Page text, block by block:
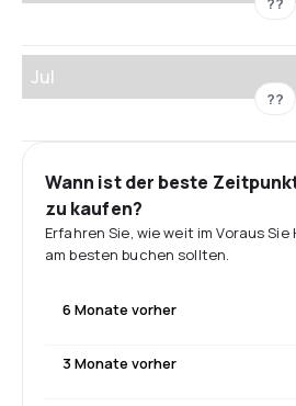
Jul
??
Wann ist der beste
zu kaufen?
Erfahren Sie, wie weit im Voraus
am besten buchen sollten.
6 Monate vorher
3 Monate vorher